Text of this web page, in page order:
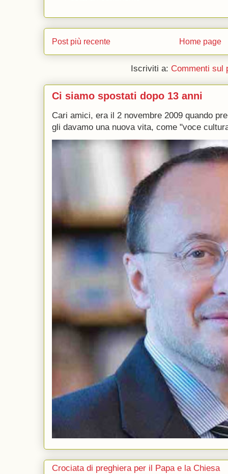
Post più recente Home page
Iscriviti a: Commenti sul
Ci siamo spostati dopo 13 anni
Cari amici, era il 2 novembre 2009 quando
gli davamo una nuova vita, come "voce
Crociata di preghiera per il Papa e la Chiesa